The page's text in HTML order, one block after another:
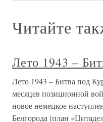
Читайте
Лето 1943 –
Лето 1943 – Битва под
месяцев позиционной
новое немецкое
Белгорода (план